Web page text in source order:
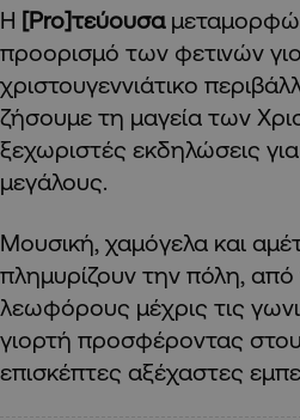
Η [Pro]τεύουσα
προορισμό των φετινών
χριστουγεννιάτικο
ζήσουμε τη μαγεία των
ξεχωριστές εκδηλώσεις
μεγάλους.
Μουσική, χαμόγελα και
πλημυρίζουν την πόλη, από
λεωφόρους μέχρις τις
γιορτή προσφέροντας
επισκέπτες αξέχαστες